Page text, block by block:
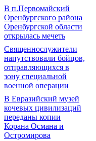
В п.Первомайский
Оренбургского района
Оренбургской области
открылась мечеть
Священнослужители
напутствовали бойцов,
отправляющихся в
зону специальной
военной операции
В Евразийский музей
кочевых цивилизаций
переданы копии
Корана Османа и
Остромирова